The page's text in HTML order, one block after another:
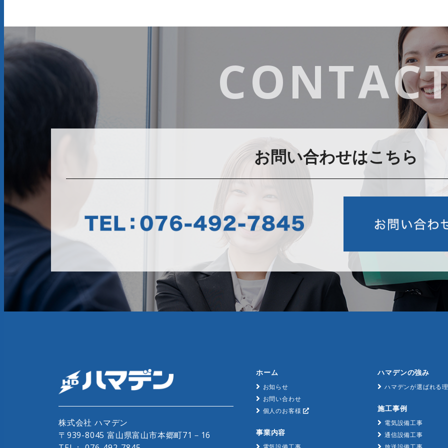
お問い合わせはこちら
株式会社 ハマデン
〒939-8045 富山県富山市本郷町71－16
ホーム
お知らせ
お問い合わせ
個人のお客様
事業内容
ハマデンの強み
ハマデンが選ばれる
施工事例
電気設備工事
通信設備工事